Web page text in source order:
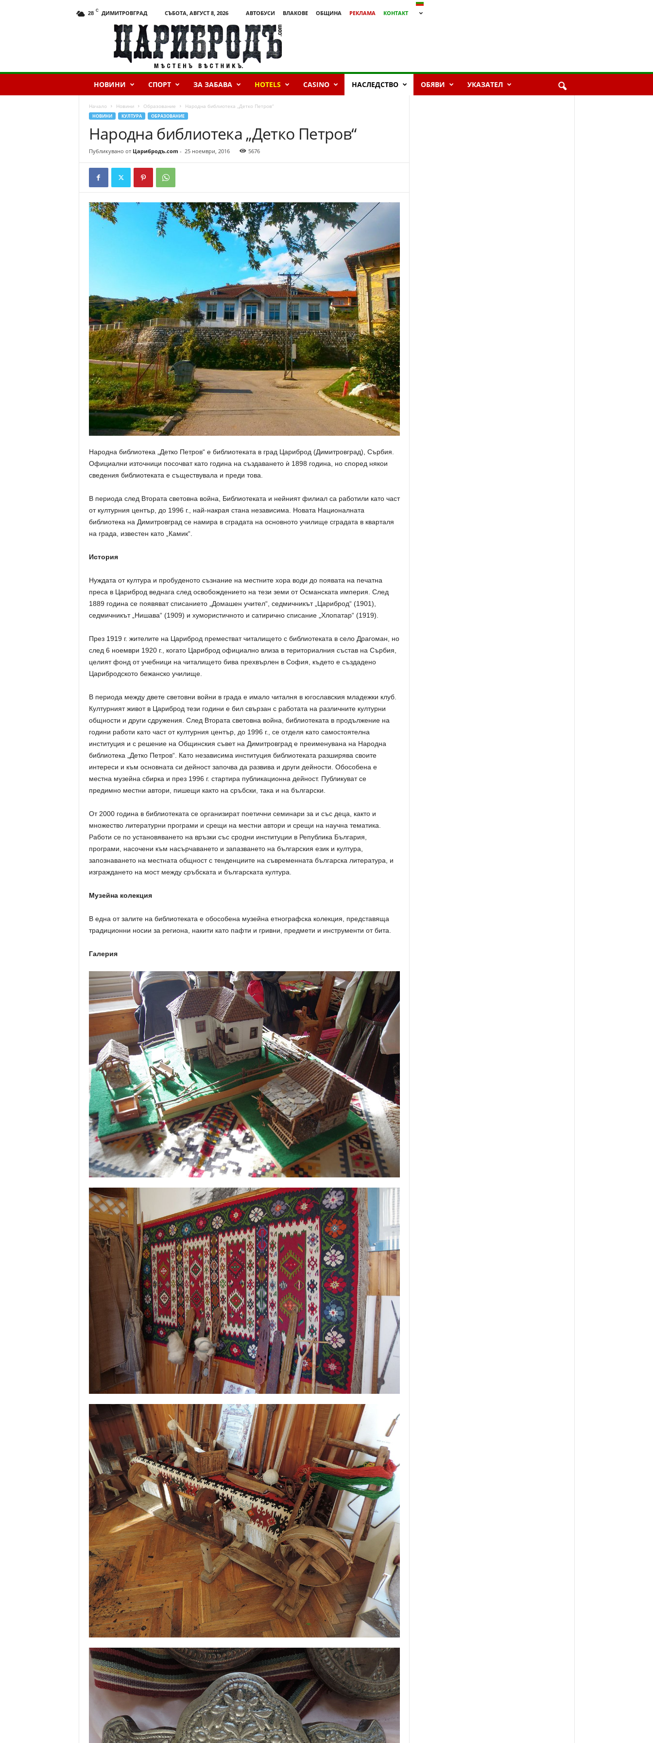
28 C ДИМИТРОВГРАД СЪБОТА, АВГУСТ 8, 2026 АВТОБУСИ ВЛАКОВЕ ОБЩИНА РЕКЛАМА
КОНТАКТ
р
д
НОВИНИ СПОРТ ЗА ЗАБАВА HOTELS CASINO НАСЛЕДСТВО ОБЯВИ УКАЗАТЕЛ
Начало Новини Образование Народна библиотека „Детко Петров“
НОВИНИ КУЛТУРА ОБРАЗОВАНИЕ
Народна библиотека „Детко Петров“
Публикувано от Царибродъ.com - 25 ноември, 2016 5676
Народна библиотека „Детко Петров“ е библиотеката в град Цариброд (Димитровград), Сърбия.
Официални източници посочват като година на създаването ѝ 1898 година, но според някои
сведения библиотеката е съществувала и преди това.
В периода след Втората световна война, Библиотеката и нейният филиал са работили като част
от културния център, до 1996 г., най-накрая стана независима. Новата Националната
библиотека на Димитровград се намира в сградата на основното училище сградата в кварталя
на града, известен като „Камик“.
История
Нуждата от култура и пробуденото съзнание на местните хора води до появата на печатна
преса в Цариброд веднага след освобождението на тези земи от Османската империя. След
1889 година се появяват списанието „Домашен учител“, седмичникът „Цариброд“ (1901),
седмичникът „Нишава“ (1909) и хумористичното и сатирично списание „Хлопатар“ (1919).
През 1919 г. жителите на Цариброд преместват читалището с библиотеката в село Драгоман, но
след 6 ноември 1920 г., когато Цариброд официално влиза в териториалния състав на Сърбия,
целият фонд от учебници на читалището бива прехвърлен в София, където е създадено
Царибродското бежанско училище.
В периода между двете световни войни в града е имало читалня в югославския младежки клуб.
Културният живот в Цариброд тези години е бил свързан с работата на различните културни
общности и други сдружения. След Втората световна война, библиотеката в продължение на
години работи като част от културния център, до 1996 г., се отделя като самостоятелна
институция и с решение на Общинския съвет на Димитровград е преименувана на Народна
библиотека „Детко Петров“. Като независима институция библиотеката разширява своите
интереси и към основната си дейност започва да развива и други дейности. Обособена е
местна музейна сбирка и през 1996 г. стартира публикационна дейност. Публикуват се
предимно местни автори, пишещи както на сръбски, така и на български.
От 2000 година в библиотеката се организират поетични семинари за и със деца, както и
множество литературни програми и срещи на местни автори и срещи на научна тематика.
Работи се по установяването на връзки със сродни институции в Република България,
програми, насочени към насърчаването и запазването на българския език и култура,
запознаването на местната общност с тенденциите на съвременната българска литература, и
изграждането на мост между сръбската и българската култура.
Музейна колекция
В една от залите на библиотеката е обособена музейна етнографска колекция, представяща
традиционни носии за региона, накити като пафти и гривни, предмети и инструменти от бита.
Галерия